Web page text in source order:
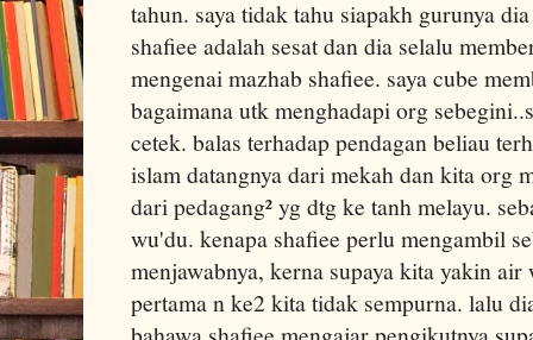
tahun. saya tidak tahu siapakh gurunya
shafiee adalah sesat dan dia selalu
mengenai mazhab shafiee. saya cube
bagaimana utk menghadapi org
cetek. balas terhadap pendagan beliau
islam datangnya dari mekah dan kita org
dari pedagang² yg dtg ke tanh melayu.
wu'du. kenapa shafiee perlu mengambil
menjawabnya, kerna supaya kita yakin
pertama n ke2 kita tidak sempurna. lalu